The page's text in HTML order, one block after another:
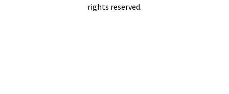
rights reserved.